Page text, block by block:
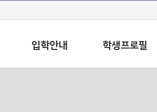
입학안내 학생프로필